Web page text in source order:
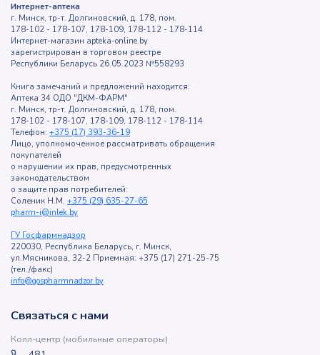
Интернет-аптека
г. Минск, тр-т. Долгиновский, д. 178, пом.
178-102 - 178-107, 178-109, 178-112 - 178-114
Интернет-магазин apteka-online.by
зарегистрирован в торговом реестре
Республики Беларусь 26.05.2023 №558293
Книга замечаний и предложений находится:
Аптека 34 ОДО "ДКМ-ФАРМ"
г. Минск, тр-т. Долгиновский, д. 178, пом.
178-102 - 178-107, 178-109, 178-112 - 178-114
Телефон: +375 (17) 393-36-19
Лицо, уполномоченное рассматривать обращения
покупателей
о нарушении их прав, предусмотренных
законодательством
о защите прав потребителей:
Соленик Н.М. +375 (29) 635-27-65
pharm-i@inlek.by
ГУ Госфармнадзор
220030, Республика Беларусь, г. Минск,
ул.Мясникова, 32-2 Приемная: +375 (17) 271-25-75
(тел./факс)
info@gospharmnadzor.by
Связаться с нами
Колл-центр (мобильные операторы)